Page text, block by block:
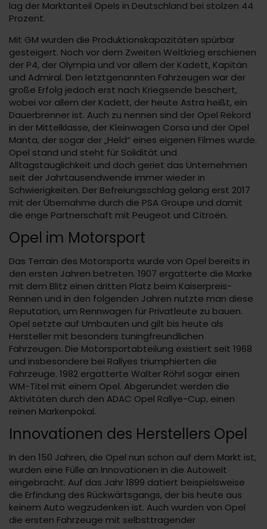
lag der Marktanteil Opels in Deutschland bei stolzen 44
Prozent.
Mit GM wurden die Produktionskapazitäten spürbar
gesteigert. Noch vor dem Zweiten Weltkrieg erschienen
der P4, der Olympia und vor allem der Kadett, Kapitän
und Admiral. Den letztgenannten Fahrzeugen war der
große Erfolg jedoch erst nach Kriegsende beschert,
wobei vor allem der Kadett, der heute Astra heißt, ein
Dauerbrenner ist. Auch zu nennen sind der Opel Rekord
in der Mittelklasse, der Kleinwagen Corsa und der Opel
Manta, der sogar der „Held“ eines eigenen Filmes wurde.
Opel stand und steht für Solidität und
Alltagstauglichkeit und doch geriet das Unternehmen
seit der Jahrtausendwende immer wieder in
Schwierigkeiten. Der Befreiungsschlag gelang erst 2017
mit der Übernahme durch die PSA Groupe und damit
die enge Partnerschaft mit Peugeot und Citroën.
Opel im Motorsport
Das Terrain des Motorsports wurde von Opel bereits in
den ersten Jahren betreten. 1907 ergatterte die Marke
mit dem Blitz einen dritten Platz beim Kaiserpreis-
Rennen und in den folgenden Jahren nutzte man diese
Reputation, um Rennwagen für Privatleute zu bauen.
Opel setzte auf Umbauten und gilt bis heute als
Hersteller mit besonders tuningfreundlichen
Fahrzeugen. Die Motorsportabteilung existiert seit 1968
und insbesondere bei Rallyes triumphierten die
Fahrzeuge. 1982 ergatterte Walter Röhrl sogar einen
WM-Titel mit einem Opel. Abgerundet werden die
Aktivitäten durch den ADAC Opel Rallye-Cup, einen
reinen Markenpokal.
Innovationen des Herstellers Opel
In den 150 Jahren, die Opel nun schon auf dem Markt ist,
wurden eine Fülle an Innovationen in die Autowelt
eingebracht. Auf das Jahr 1899 datiert beispielsweise
die Erfindung des Rückwärtsgangs, der bis heute aus
keinem Auto wegzudenken ist. Auch wurden von Opel
die ersten Fahrzeuge mit selbsttragender